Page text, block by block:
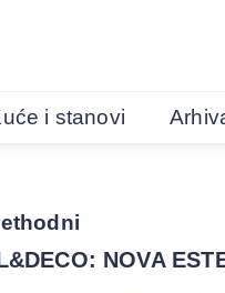
i stanovi
NOVA